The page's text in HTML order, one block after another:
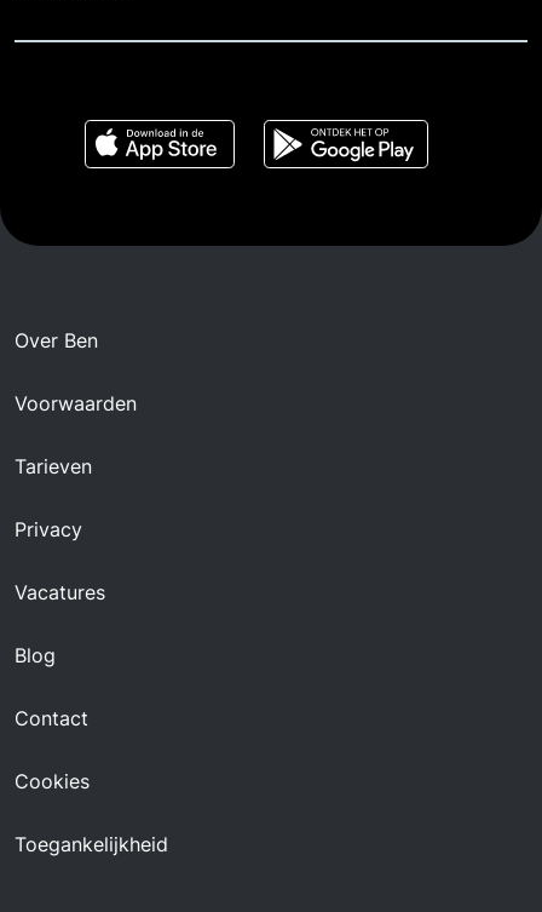
Over Ben
Voorwaarden
Tarieven
Privacy
Vacatures
Blog
Contact
Cookies
Toegankelijkheid